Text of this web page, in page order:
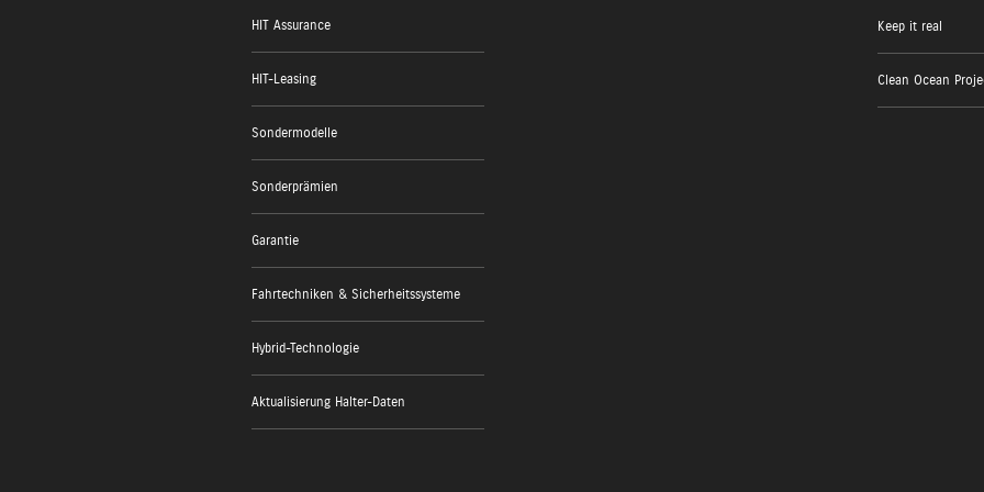
HIT Assurance
HIT-Leasing
Sondermodelle
Sonderprämien
Garantie
Fahrtechniken & Sicherheitssysteme
Hybrid-Technologie
Aktualisierung Halter-Daten
Keep it real
Clean Ocean